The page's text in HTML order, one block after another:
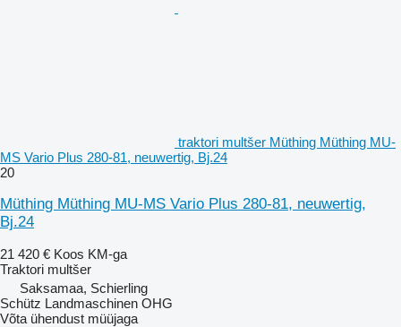
traktori multšer Müthing Müthing MU-
MS Vario Plus 280-81, neuwertig, Bj.24
20
Müthing Müthing MU-MS Vario Plus 280-81, neuwertig,
Bj.24
21 420 € Koos KM-ga
Traktori multšer
Saksamaa, Schierling
Schütz Landmaschinen OHG
Võta ühendust müüjaga